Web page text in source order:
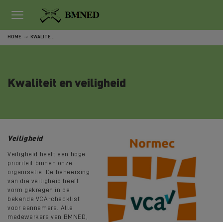
HOME KWALITEIT EN VEILIGHEID
Kwaliteit en veiligheid
Veiligheid
Veiligheid heeft een hoge
prioriteit binnen onze
organisatie. De beheersing
van die veiligheid heeft
vorm gekregen in de
bekende VCA-checklist
voor aannemers. Alle
medewerkers van BMNED,